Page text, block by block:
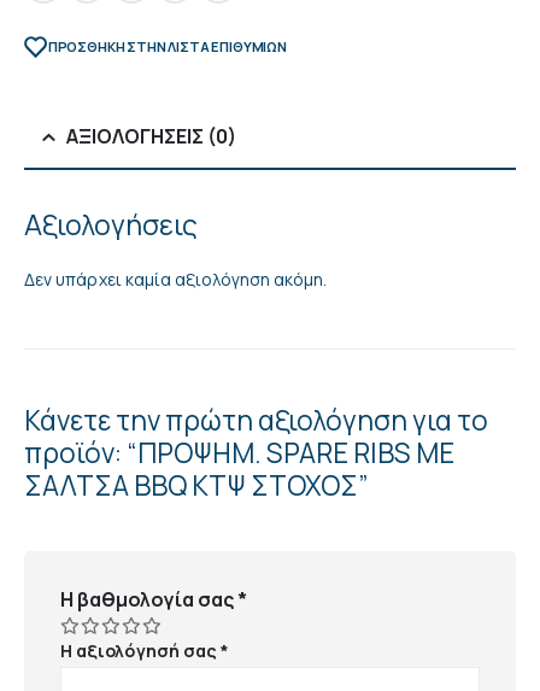
ΠΡΌΣΘΉΚΗ ΣΤΗΝ ΛΊΣΤΑ ΕΠΙΘΥΜΙΏΝ
ΑΞΙΟΛΟΓΉΣΕΙΣ (0)
Αξιολογήσεις
Δεν υπάρχει καμία αξιολόγηση ακόμη.
Κάνετε την πρώτη αξιολόγηση για το
προϊόν: “ΠΡΟΨΗΜ. SPARE RIBS ΜΕ
ΣΑΛΤΣΑ BBQ ΚΤΨ ΣΤΟΧΟΣ”
Η βαθμολογία σας*
Η αξιολόγησή σας*